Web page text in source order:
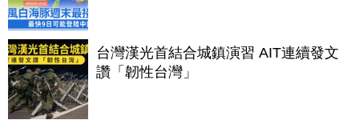
台灣漢光首結合城鎮演習 AIT連續發文
讚「韌性台灣」